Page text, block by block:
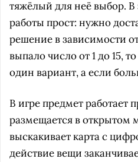
тяжёлый для неё выбор.
работы прост: нужно
решение в зависимости
выпало число от 1 до 15,
один вариант, а если
В игре предмет работает
размещается в открытом
выскакивает карта с
действие вещи